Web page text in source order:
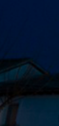
Portada
Cuarto